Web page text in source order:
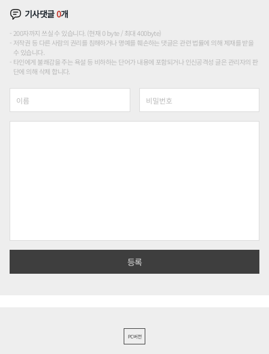
기사댓글0개
200자까지 쓰실 수 있습니다. (현재 0 byte / 최대 400byte)
저작권 등 다른 사람의 권리를 침해하거나 명예를 훼손하는 댓글은 관련 법률에 의해 제재를 받을
수 있습니다.
타인에게 불쾌감을 주는 욕설 등 비하하는 단어가 내용에 포함되거나 인신공격성 글은 관리자의 판
단에 의해 삭제 합니다.
PC버전